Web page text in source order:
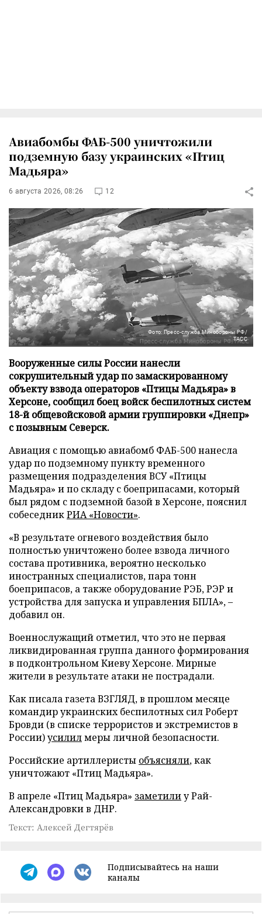
Авиабомбы ФАБ-500 уничтожили
подземную базу украинских «Птиц
Мадьяра»
6 августа 2026, 08:26 12
Фото: Пресс-служба Минобороны РФ/
ТАСС
Вооруженные силы России нанесли
сокрушительный удар по замаскированному
объекту взвода операторов «Птицы Мадьяра» в
Херсоне, сообщил боец войск беспилотных систем
18-й общевойсковой армии группировки «Днепр»
с позывным Северск.
Авиация с помощью авиабомб ФАБ-500 нанесла
удар по подземному пункту временного
размещения подразделения ВСУ «Птицы
Мадьяра» и по складу с боеприпасами, который
был рядом с подземной базой в Херсоне, пояснил
собеседникРИА «Новости».
«В результате огневого воздействия было
полностью уничтожено более взвода личного
состава противника, вероятно несколько
иностранных специалистов, пара тонн
боеприпасов, а также оборудование РЭБ, РЭР и
устройства для запуска и управления БПЛА», –
добавил он.
Военнослужащий отметил, что это не первая
ликвидированная группа данного формирования
в подконтрольном Киеву Херсоне. Мирные
жители в результате атаки не пострадали.
Как писала газета ВЗГЛЯД, в прошлом месяце
командир украинских беспилотных сил Роберт
Бровди (в списке террористов и экстремистов в
России)усилилмеры личной безопасности.
Российские артиллеристы объясняли, как
уничтожают «Птиц Мадьяра».
В апреле «Птиц Мадьяра» заметилиу Рай-
Александровки в ДНР.
Текст: Алексей Дегтярёв
Подписывайтесь на наши
каналы